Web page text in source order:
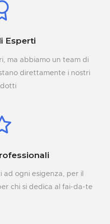
Esperti
ma abbiamo un team di
direttamente i nostri
ogni esigenza, per il
chi si dedica al fai-da-te